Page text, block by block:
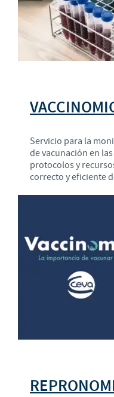
Servicio para la
de vacunación en
protocolos y
correcto y eficiente